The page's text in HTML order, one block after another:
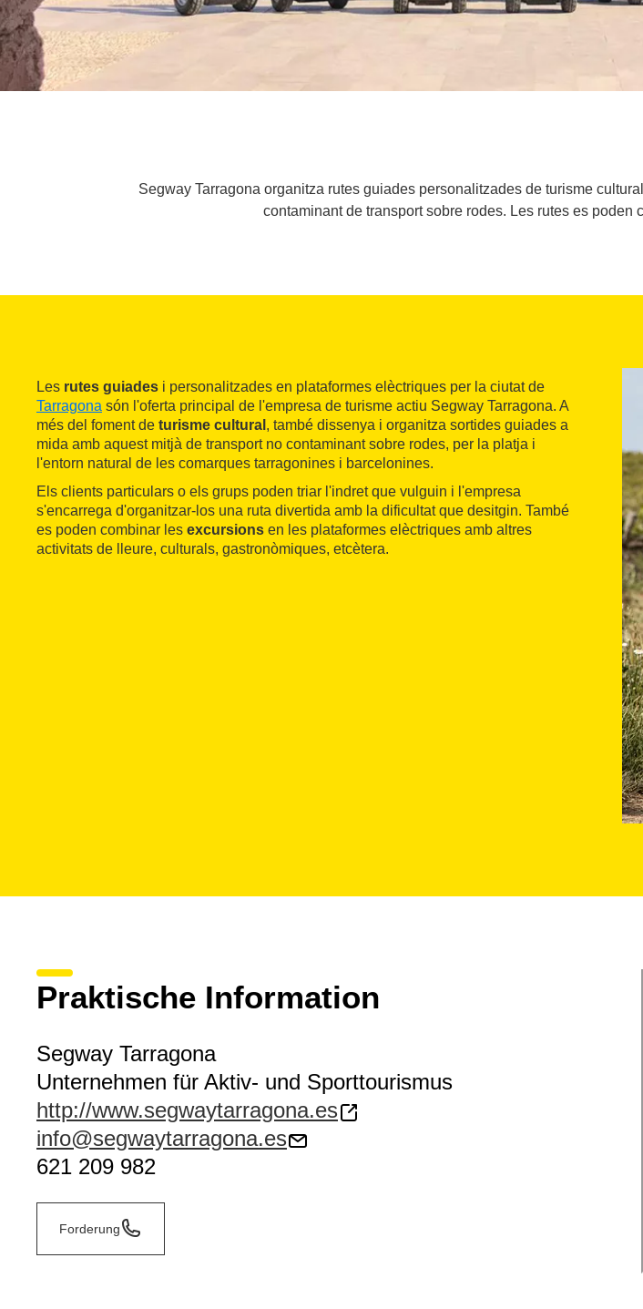
Segway Tarragona organitza rutes guiades personalitzades de turisme
contaminant de transport sobre rodes. Les rutes es
Les rutes guiades i personalitzades en plataformes elèctriques per la ciutat de
Tarragona són l'oferta principal de l'empresa de turisme actiu Segway Tarragona. A
més del foment de turisme cultural , també dissenya i organitza sortides guiades a
mida amb aquest mitjà de transport no contaminant sobre rodes, per la platja i
l'entorn natural de les comarques tarragonines i barcelonines.
Els clients particulars o els grups poden triar l'indret que vulguin i l'empresa
s'encarrega d'organitzar-los una ruta divertida amb la dificultat que desitgin. També
es poden combinar les excursions en les plataformes elèctriques amb altres
activitats de lleure, culturals, gastronòmiques, etcètera.
Praktische Information
Segway Tarragona
Unternehmen für Aktiv- und Sporttourismus
http://www.segwaytarragona.es
info@segwaytarragona.es
621 209 982
Forderung